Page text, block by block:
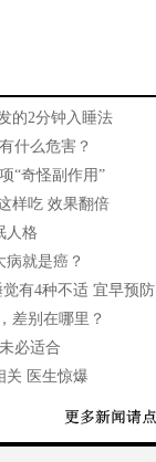
的2分钟入睡法
什么危害？
“奇怪副作用”
样吃 效果翻倍
人格
病就是癌？
有4种不适 宜早预防
差别在哪里？
必适合
关 医生惊爆